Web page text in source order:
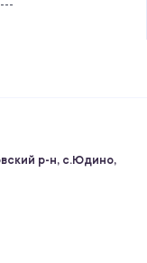
р-н, с.Юдино,